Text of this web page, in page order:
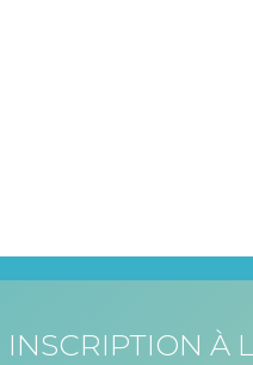
INSCRIPTION À